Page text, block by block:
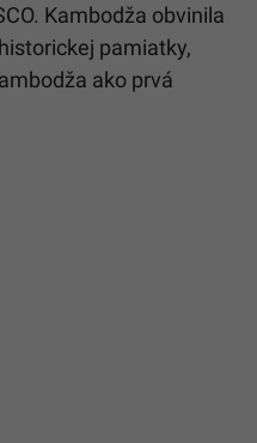
Kambodža obvinila
pamiatky,
ako prvá